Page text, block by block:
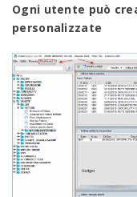
Ogni utente può
personalizzate